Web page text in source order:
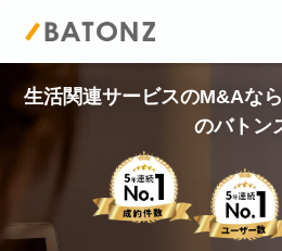
トップページ
M&A案件一覧
売りたい方へ
生活関連サービスのM&Aな
のバトン